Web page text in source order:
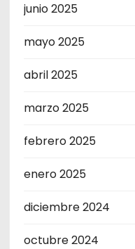
junio 2025
mayo 2025
abril 2025
marzo 2025
febrero 2025
enero 2025
diciembre 2024
octubre 2024